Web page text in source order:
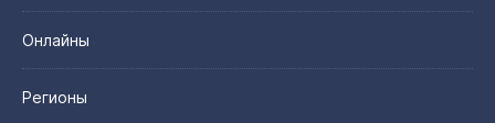
Онлайны
Регионы